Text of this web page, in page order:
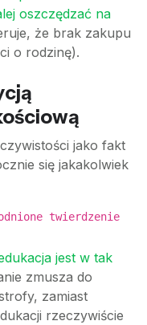
oszczędzać na
że brak zakupu
o rodzinę).
jako fakt
się jakakolwiek
twierdzenie
jest w tak
zmusza do
zamiast
rzeczywiście